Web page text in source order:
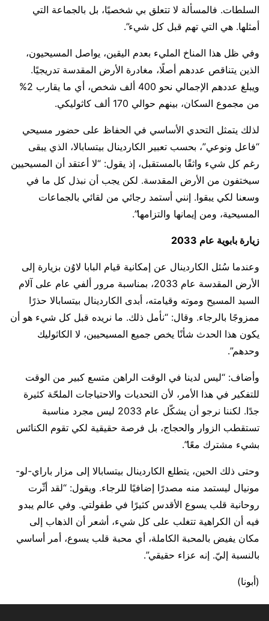
السلطات. فالمسألة لا تتعلق بي شخصيًا، بل بالجماعة التي
أمثلها. هي التي تهم قبل كل شيء”.
وفي ظل هذا المناخ المليء بعدم اليقين، يواصل المسيحيون،
الذين يتناقص عددهم أصلًا، مغادرة الأرض المقدسة تدريجيًا.
ويبلغ عددهم الإجمالي نحو 400 ألف شخص، أي ما يقارب 2%
من مجموع السكان، بينهم حوالي 170 ألف كاثوليكي.
لذلك يتمثل التحدي الأساسي في الحفاظ على حضور مسيحي
“فاعل ونوعي”، بحسب تعبير الكاردينال بيتسابالا، الذي يبقى
رغم كل شيء واثقًا بالمستقبل، إذ يقول: “لا أعتقد أن المسيحيين
سيختفون من الأرض المقدسة. لكن يجب أن نبذل كل ما في
وسعنا لكي يبقوا. إنني أستمد رجائي من لقائي بالجماعات
المسيحية، ومن إيمانها والتزامها”.
زيارة بابوية عام 2033
وعندما سُئل الكاردينال عن إمكانية قيام البابا لاوُن بزيارة إلى
الأرض المقدسة عام 2033، بمناسبة مرور ألفي عام على آلام
السيد المسيح وموته وقيامته، أبدى الكاردينال بيتسابالا حذرًا
ممزوجًا بالرجاء. وقال: “نأمل ذلك. ما نريده قبل كل شيء هو أن
يكون هذا الحدث شأنًا يخص جميع المسيحيين، لا الكاثوليك
وحدهم”.
وأضاف: “ليس لدينا في الوقت الراهن متسع كبير من الوقت
للتفكير في هذا الأمر، لأن التحديات والاحتياجات الملحّة كثيرة
جدًا. لكننا نرجو أن يشكّل عام 2033 ليس مجرد مناسبة
تستقطب الزوار والحجاج، بل فرصة حقيقية لكي تقوم الكنائس
بشيء مشترك معًا”.
وحتى ذلك الحين، يتطلع الكاردينال بيتسابالا إلى مزار باراي-لو-
مونيال ليستمد منه مصدرًا إضافيًا للرجاء. ويقول: “لقد أثّرت
روحانية قلب يسوع الأقدس كثيرًا في طفولتي. وفي عالم يبدو
فيه أن الكراهية تتغلب على كل شيء، أشعر أن الذهاب إلى
مكان يفيض بالمحبة الكاملة، أي محبة قلب يسوع، أمر أساسي
بالنسبة إليّ. إنه عزاء حقيقي”.
(أبونا)